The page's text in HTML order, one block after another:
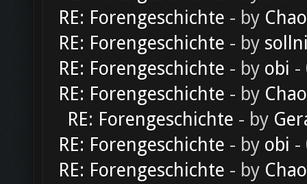
RE: Forengeschichte - by
RE: Forengeschichte - by
RE: Forengeschichte - by obi -
RE: Forengeschichte - by
RE: Forengeschichte - by
RE: Forengeschichte - by obi -
RE: Forengeschichte - by